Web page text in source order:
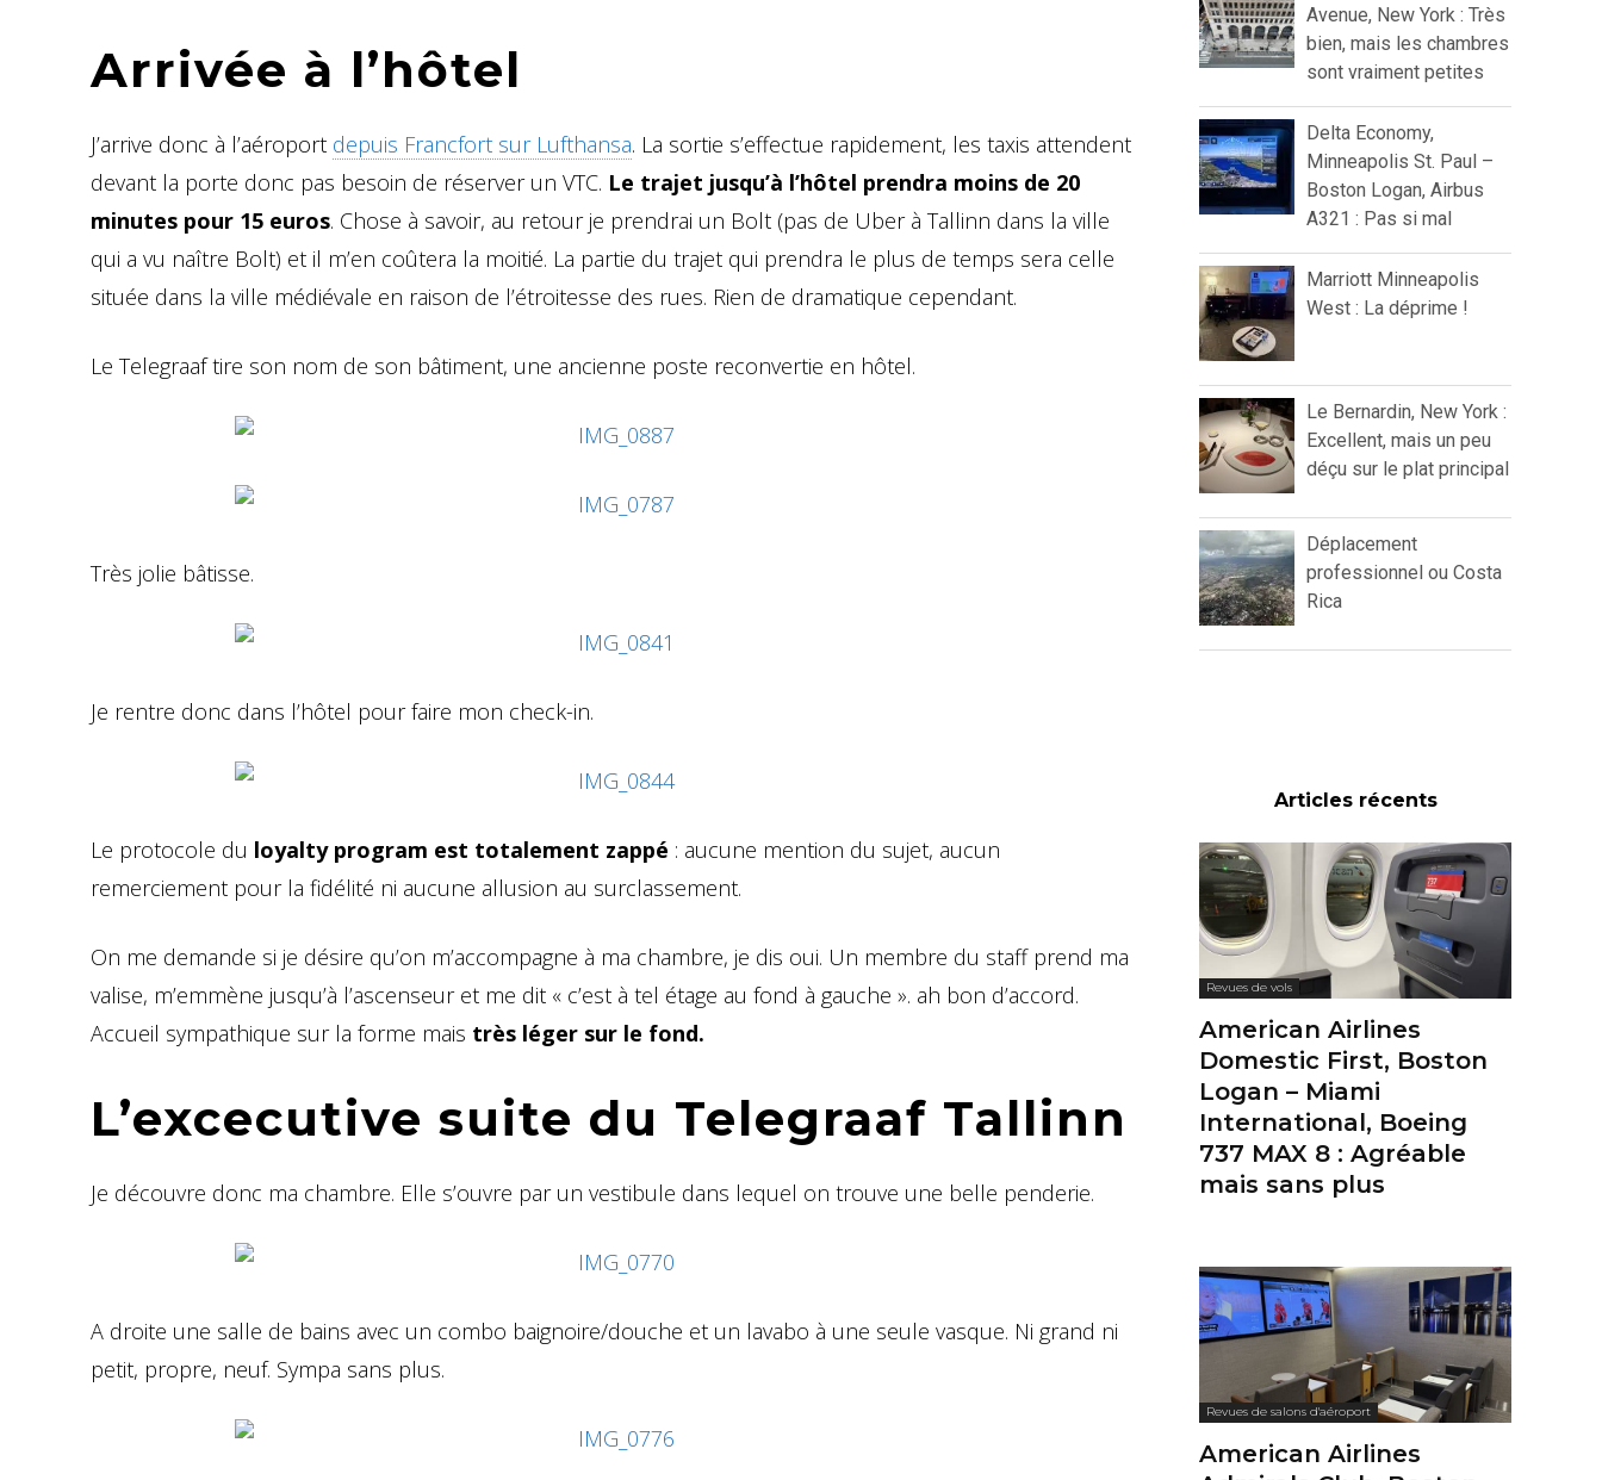
Arrivée à l’hôtel
J’arrive donc à l’aéroport depuis Francfort sur Lufthansa. La sortie s’effectue rapidement, les taxis attendent
devant la porte donc pas besoin de réserver un VTC. Le trajet jusqu’à l’hôtel prendra moins de 20
minutes pour 15 euros. Chose à savoir, au retour je prendrai un Bolt (pas de Uber à Tallinn dans la ville
qui a vu naître Bolt) et il m’en coûtera la moitié. La partie du trajet qui prendra le plus de temps sera celle
située dans la ville médiévale en raison de l’étroitesse des rues. Rien de dramatique cependant.
Le Telegraaf tire son nom de son bâtiment, une ancienne poste reconvertie en hôtel.
Très jolie bâtisse.
Je rentre donc dans l’hôtel pour faire mon check-in.
Le protocole du loyalty program est totalement zappé : aucune mention du sujet, aucun
remerciement pour la fidélité ni aucune allusion au surclassement.
On me demande si je désire qu’on m’accompagne à ma chambre, je dis oui. Un membre du staff prend ma
valise, m’emmène jusqu’à l’ascenseur et me dit « c’est à tel étage au fond à gauche ». ah bon d’accord.
Accueil sympathique sur la forme mais très léger sur le fond.
L’excecutive suite du Telegraaf Tallinn
Je découvre donc ma chambre. Elle s’ouvre par un vestibule dans lequel on trouve une belle penderie.
A droite une salle de bains avec un combo baignoire/douche et un lavabo à une seule vasque. Ni grand ni
petit, propre, neuf. Sympa sans plus.
Avenue, New York : Très
bien, mais les chambres
sont vraiment petites
Delta Economy,
Minneapolis St. Paul –
Boston Logan, Airbus
A321 : Pas si mal
Marriott Minneapolis
West : La déprime !
Le Bernardin, New York :
Excellent, mais un peu
déçu sur le plat principal
Déplacement
professionnel ou Costa
Rica
Articles récents
Revues de vols
American Airlines
Domestic First, Boston
Logan – Miami
International, Boeing
737 MAX 8 : Agréable
mais sans plus
Revues de salons d'aéroport
American Airlines